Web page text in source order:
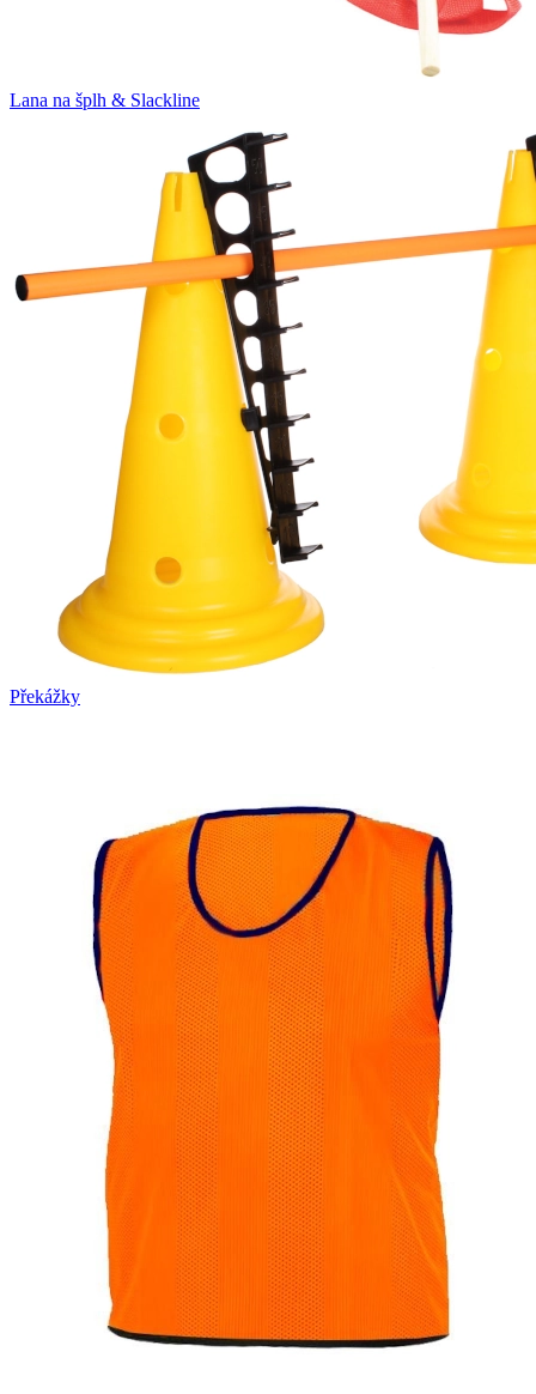
Lana na šplh & Slackline
Překážky